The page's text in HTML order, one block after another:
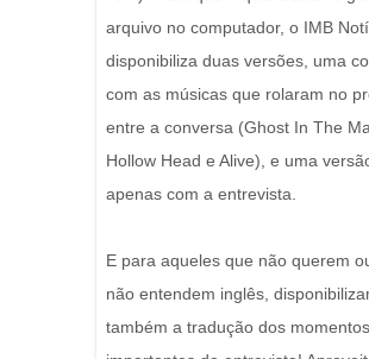
arquivo no computador, o IMB
disponibiliza duas versões, uma
com as músicas que rolaram no
entre a conversa (Ghost In The
Hollow Head e Alive), e uma
apenas com a entrevista.
E para aqueles que não querem
não entendem inglês,
também a tradução dos